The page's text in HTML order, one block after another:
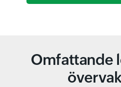
Omfattande